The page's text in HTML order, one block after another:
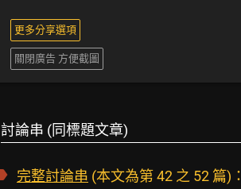
更多分享選項
關閉廣告 方便截圖
討論串 (同標題文章)
完整討論串 (本文為第 42 之 52 篇)：